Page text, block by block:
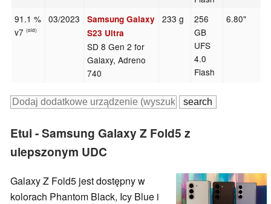
91.1 %
v7(old)
03/2023
Samsung Galaxy
S23 Ultra
SD 8 Gen 2 for
Galaxy, Adreno
740
233 g
256
GB
UFS
4.0
Flash
6.80"
Etui - Samsung Galaxy Z Fold5 z
ulepszonym UDC
Galaxy Z Fold5 jest dostępny w
kolorach Phantom Black, Icy Blue i